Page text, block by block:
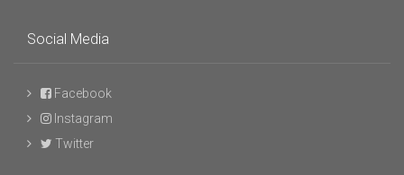
Social Media
Facebook
Instagram
Twitter